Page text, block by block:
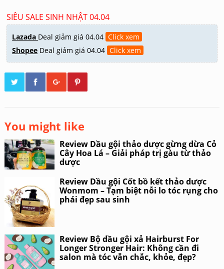
SIÊU SALE SINH NHẬT 04.04
Lazada Deal giảm giá 04.04 Click xem
Shopee Deal giảm giá 04.04 Click xem
You might like
Review Dầu gội thảo dược gừng dừa Cỏ
Cây Hoa Lá – Giải pháp trị gàu từ thảo
dược
Review Dầu gội Cốt bồ kết thảo dược
Wonmom – Tạm biệt nỗi lo tóc rụng cho
phái đẹp sau sinh
Review Bộ dầu gội xả Hairburst For
Longer Stronger Hair: Không cần đi
salon mà tóc vẫn chắc, khỏe, đẹp?